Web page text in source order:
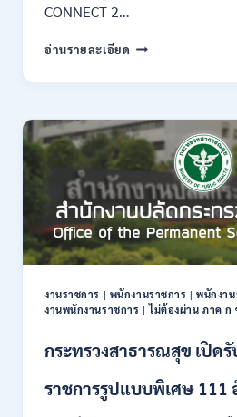
CONNECT 2…
อ่านรายละเอียด ธนาคาร
เปิด
สมัคร
งาน
40
ตำแหน่ง
/
ปริญญา
ตรี
หลาย
ขึ้น
ไป
ยินดี
นักศึกษา
งานราชการ | พนักงานราชการ |พนักงา
งานพนักงานราชการ |ไม่ต้องผ่าน ภาค ก
กระทรวงสาธารณสุข เปิด
ราชการรูปแบบพิเศษ 111